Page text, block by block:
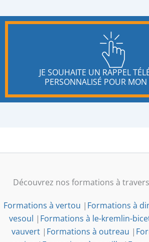
JE SOUHAITE UN RAPPEL
PERSONNALISÉ POUR MON
Découvrez nos formations à
Formations à vertou | Formations à
vesoul | Formations à le-kremlin-
vauvert| Formations à outreau |